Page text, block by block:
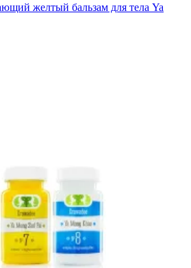
желтый бальзам для тела Ya